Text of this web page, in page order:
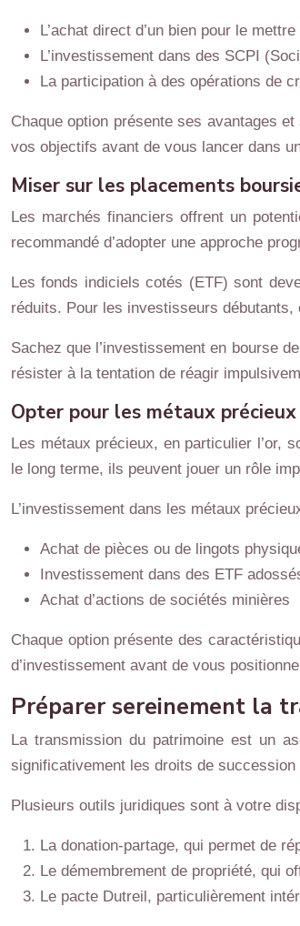
L’achat direct d’un bien pour le
L’investissement dans des SCPI
La participation à des opérations de
Chaque option présente ses avantages
vos objectifs avant de vous lancer dans
Miser sur les placements
Les marchés financiers offrent un
recommandé d’adopter une approche
Les fonds indiciels cotés (ETF) sont
réduits. Pour les investisseurs
Sachez que l’investissement en bourse
résister à la tentation de réagir
Opter pour les métaux précieux
Les métaux précieux, en particulier l’or,
le long terme, ils peuvent jouer un rôle
L’investissement dans les métaux
Achat de pièces ou de lingots
Investissement dans des ETF
Achat d’actions de sociétés minières
Chaque option présente des
d’investissement avant de vous
Préparer sereinement la
La transmission du patrimoine est un
significativement les droits de
Plusieurs outils juridiques sont à votre
La donation-partage, qui permet de
Le démembrement de propriété, qui
Le pacte Dutreil, particulièrement